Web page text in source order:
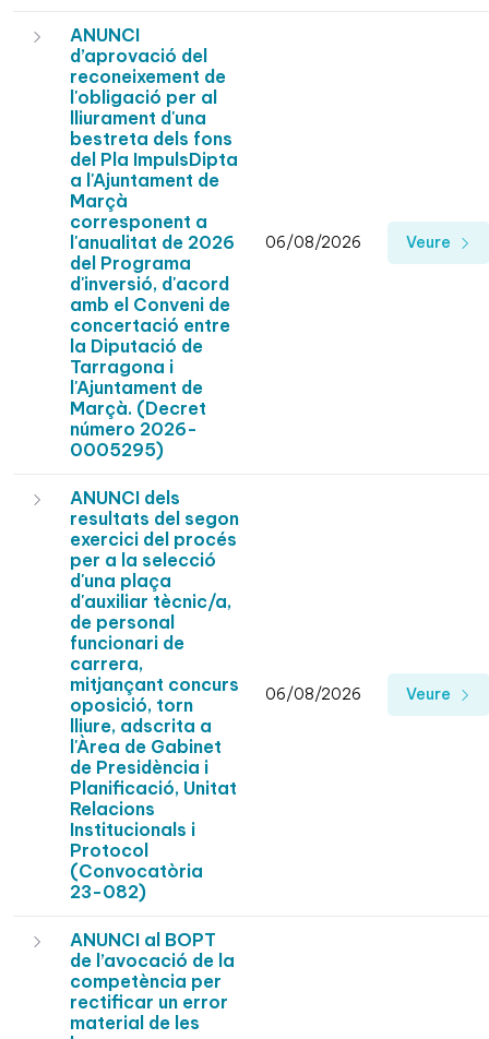
ANUNCI
d’aprovació del
reconeixement de
l'obligació per al
lliurament d'una
bestreta dels fons
del Pla ImpulsDipta
a l'Ajuntament de
Marçà
corresponent a
l'anualitat de 2026
del Programa
d'inversió, d'acord
amb el Conveni de
concertació entre
la Diputació de
Tarragona i
l'Ajuntament de
Marçà. (Decret
número 2026-
0005295)
06/08/2026 Veure
ANUNCI dels
resultats del segon
exercici del procés
per a la selecció
d'una plaça
d'auxiliar tècnic/a,
de personal
funcionari de
carrera,
mitjançant concurs
oposició, torn
lliure, adscrita a
l'Àrea de Gabinet
de Presidència i
Planificació, Unitat
Relacions
Institucionals i
Protocol
(Convocatòria
23-082)
06/08/2026 Veure
ANUNCI al BOPT
de l’avocació de la
competència per
rectificar un error
material de les